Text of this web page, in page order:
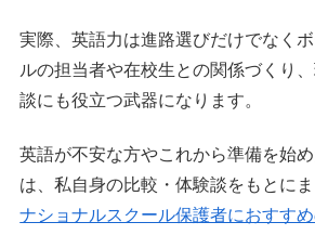
実際、英語力は進路選びだけでなく
ルの担当者や在校生との関係づくり
談にも役立つ武器になります。
英語が不安な方やこれから準備を始
は、私自身の比較・体験談をもとに
ナショナルスクール保護者におすす